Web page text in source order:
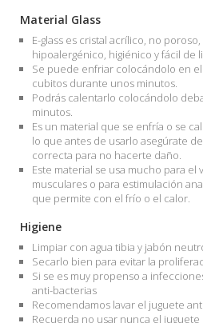
Material Glass
E-glass es cristal acrílico, no
hipoalergénico, higiénico y fácil de
Se puede enfriar colocándolo en
cubitos durante unos minutos.
Podrás calentarlo colocándolo
minutos.
Es un material que se enfría o se
lo que antes de usarlo asegúrate
correcta para no hacerte daño.
Este material se usa mucho para el
musculares o para estimulación
que permite con el frío o el calor.
Higiene
Limpiar con agua tibia y jabón
Secarlo bien para evitar la
Si se es muy propenso a
anti-bacterias
Recomendamos lavar el juguete
Recuerda no usar nunca el juguete